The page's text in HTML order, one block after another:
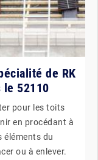
de RK
le 52110
pour les toits
en procédant à
éléments du
ou à enlever.